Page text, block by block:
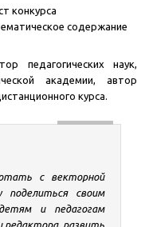
конкурса
содержание
педагогических наук,
академии, автор
курса.
с векторной
поделиться своим
и педагогам
развить